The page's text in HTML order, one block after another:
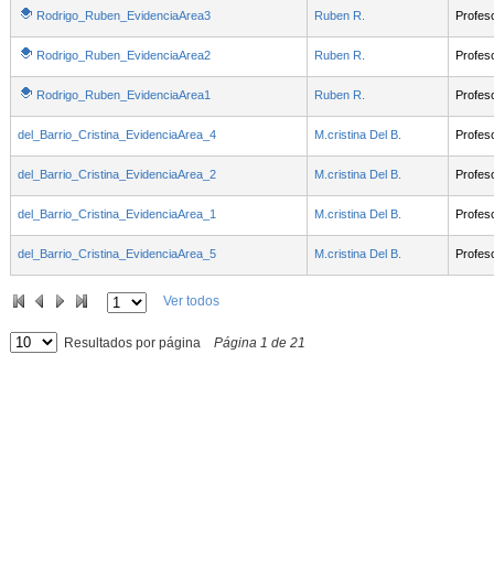
Rodrigo_Ruben_EvidenciaArea3 Ruben R.
Rodrigo_Ruben_EvidenciaArea2 Ruben R.
Rodrigo_Ruben_EvidenciaArea1 Ruben R.
del_Barrio_Cristina_EvidenciaArea_4 M.cristina Del B.
del_Barrio_Cristina_EvidenciaArea_2 M.cristina Del B.
del_Barrio_Cristina_EvidenciaArea_1 M.cristina Del B.
del_Barrio_Cristina_EvidenciaArea_5 M.cristina Del B.
Ver todos
Resultados por página Página 1 de 21